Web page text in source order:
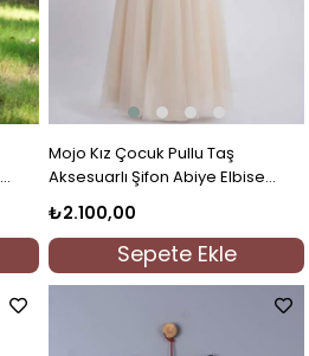
Mojo Kız Çocuk Pullu Taş
Aksesuarlı Şifon Abiye Elbise
5725 Bej
₺2.100,00
Sepete Ekle